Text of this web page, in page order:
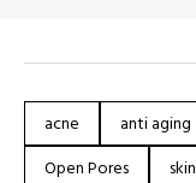
acne anti aging
Open Pores
skin